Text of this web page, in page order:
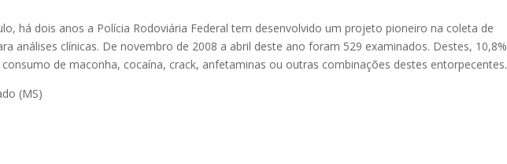
há dois anos a Polícia Rodoviária Federal tem desenvolvido um projeto pioneiro na coleta de
análises clínicas. De novembro de 2008 a abril deste ano foram 529 examinados. Destes, 10,8%
de maconha, cocaína, crack, anfetaminas ou outras combinações destes entorpecentes.
(MS)